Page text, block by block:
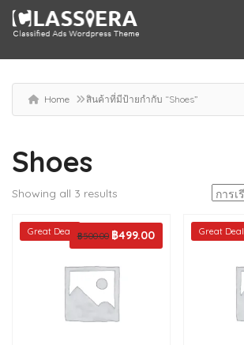
Home สินค้าที่มีป้ายกำกับ “Shoes”
Shoes
Showing all 3 results
Great Deal ฿500.00 Original
was:
฿499.00Current
Great Deal